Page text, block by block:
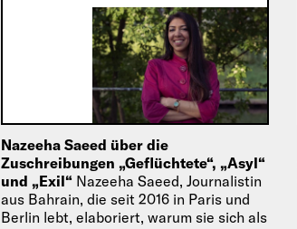
Nazeeha Saeed über die
Zuschreibungen „Geflüchtete“, „Asyl“
und „Exil“ Nazeeha Saeed, Journalistin
aus Bahrain, die seit 2016 in Paris und
Berlin lebt, elaboriert, warum sie sich als